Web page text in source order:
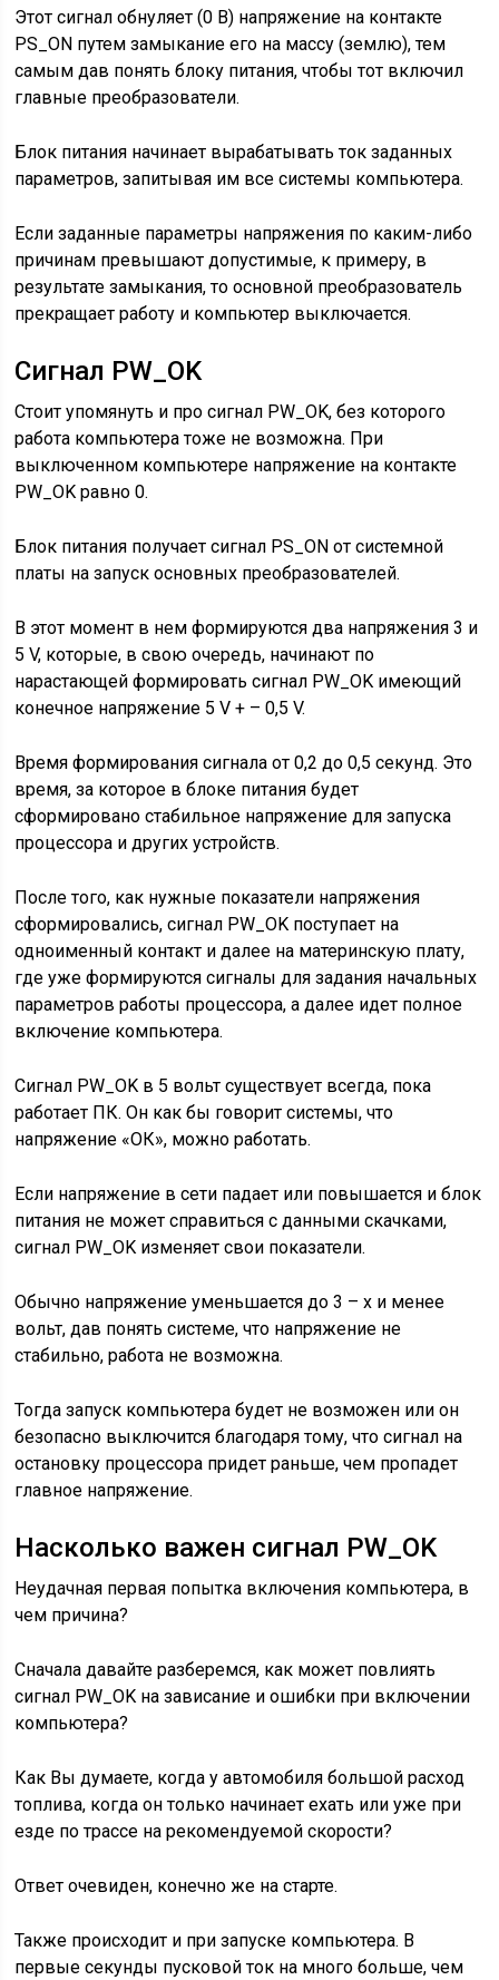
Этот сигнал обнуляет (0 В) напряжение на контакте
PS_ON путем замыкание его на массу (землю), тем
самым дав понять блоку питания, чтобы тот включил
главные преобразователи.
Блок питания начинает вырабатывать ток заданных
параметров, запитывая им все системы компьютера.
Если заданные параметры напряжения по каким-либо
причинам превышают допустимые, к примеру, в
результате замыкания, то основной преобразователь
прекращает работу и компьютер выключается.
Сигнал PW_OK
Стоит упомянуть и про сигнал PW_OK, без которого
работа компьютера тоже не возможна. При
выключенном компьютере напряжение на контакте
PW_OK равно 0.
Блок питания получает сигнал PS_ON от системной
платы на запуск основных преобразователей.
В этот момент в нем формируются два напряжения 3 и
5 V, которые, в свою очередь, начинают по
нарастающей формировать сигнал PW_OK имеющий
конечное напряжение 5 V + – 0,5 V.
Время формирования сигнала от 0,2 до 0,5 секунд. Это
время, за которое в блоке питания будет
сформировано стабильное напряжение для запуска
процессора и других устройств.
После того, как нужные показатели напряжения
сформировались, сигнал PW_OK поступает на
одноименный контакт и далее на материнскую плату,
где уже формируются сигналы для задания начальных
параметров работы процессора, а далее идет полное
включение компьютера.
Сигнал PW_OK в 5 вольт существует всегда, пока
работает ПК. Он как бы говорит системы, что
напряжение «ОК», можно работать.
Если напряжение в сети падает или повышается и блок
питания не может справиться с данными скачками,
сигнал PW_OK изменяет свои показатели.
Обычно напряжение уменьшается до 3 – х и менее
вольт, дав понять системе, что напряжение не
стабильно, работа не возможна.
Тогда запуск компьютера будет не возможен или он
безопасно выключится благодаря тому, что сигнал на
остановку процессора придет раньше, чем пропадет
главное напряжение.
Насколько важен сигнал PW_OK
Неудачная первая попытка включения компьютера, в
чем причина?
Сначала давайте разберемся, как может повлиять
сигнал PW_OK на зависание и ошибки при включении
компьютера?
Как Вы думаете, когда у автомобиля большой расход
топлива, когда он только начинает ехать или уже при
езде по трассе на рекомендуемой скорости?
Ответ очевиден, конечно же на старте.
Также происходит и при запуске компьютера. В
первые секунды пусковой ток на много больше, чем